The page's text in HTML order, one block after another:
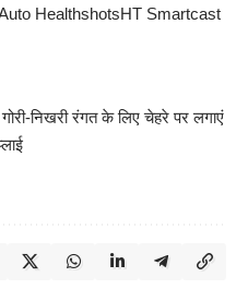
HealthshotsHT Smartcast
गोरी-निखरी रंगत के लिए चेहरे पर लगाएं